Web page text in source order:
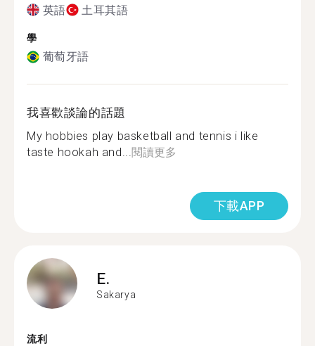
英語 土耳其語
學
葡萄牙語
我喜歡談論的話題
My hobbies play basketball and tennis i like
taste hookah and...閱讀更多
下載APP
E.
Sakarya
流利